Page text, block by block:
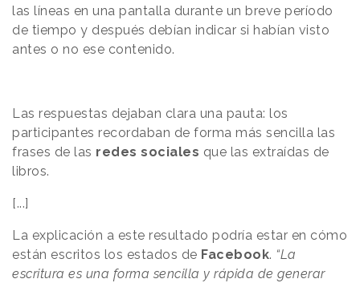
las líneas en una pantalla durante un breve período
de tiempo y después debían indicar si habían visto
antes o no ese contenido.
Las respuestas dejaban clara una pauta: los
participantes recordaban de forma más sencilla las
frases de las redes sociales que las extraídas de
libros.
[...]
La explicación a este resultado podría estar en cómo
están escritos los estados de Facebook. “La
escritura es una forma sencilla y rápida de generar